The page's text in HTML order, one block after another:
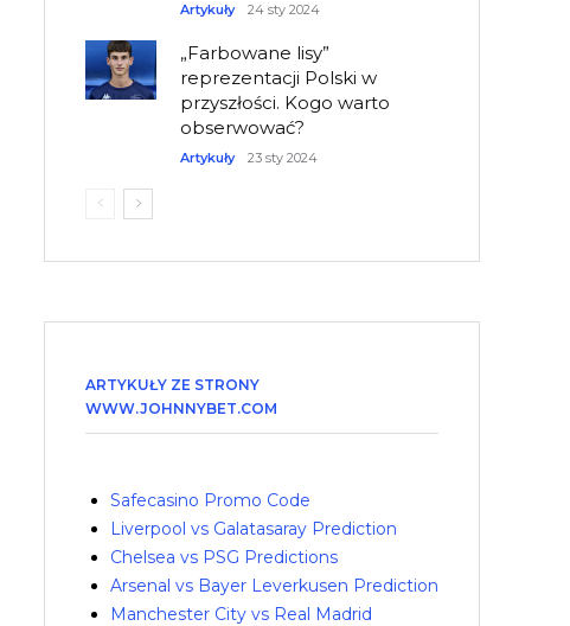
Artykuły 24 sty 2024
„Farbowane lisy”
reprezentacji Polski w
przyszłości. Kogo warto
obserwować?
Artykuły 23 sty 2024
ARTYKUŁY ZE STRONY
WWW.JOHNNYBET.COM
Safecasino Promo Code
Liverpool vs Galatasaray Prediction
Chelsea vs PSG Predictions
Arsenal vs Bayer Leverkusen Prediction
Manchester City vs Real Madrid